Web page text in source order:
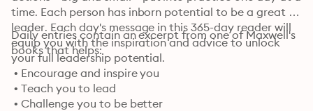
time. Each person has inborn potential to be a great
leader. Each day's message in this 365-day reader will
equip you with the inspiration and advice to unlock
your full leadership potential.
Daily entries contain an excerpt from one of Maxwell's
books that helps:
• Encourage and inspire you
• Teach you to lead
• Challenge you to be better